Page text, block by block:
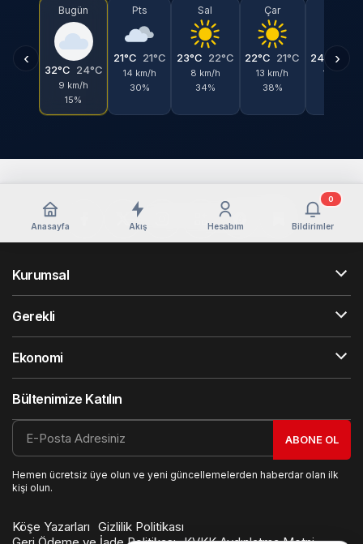
‹
Bugün
32°C 24°C
9 km/h
15%
Pts
21°C 21°C
14 km/h
30%
Sal
23°C 22°C
8 km/h
34%
Çar
22°C 21°C
13 km/h
38%
24°C
13 km/h
›
Anasayfa Akış Hesabım Bildirimler
0
Kurumsal
Gerekli
Ekonomi
Bültenimize Katılın
ABONE OL
Hemen ücretsiz üye olun ve yeni güncellemelerden haberdar olan ilk
kişi olun.
Köşe Yazarları Gizlilik Politikası